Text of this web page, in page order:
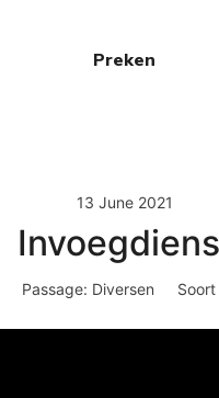
Preken
13 June 2021
Passage: Diversen